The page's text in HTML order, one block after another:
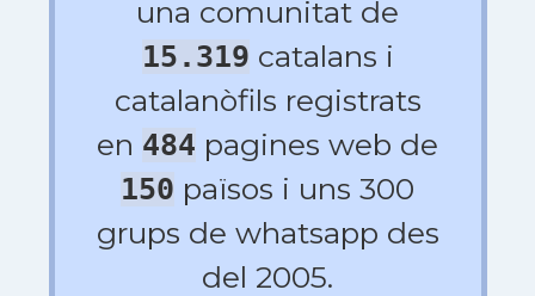
una comunitat de
15.319 catalans i
catalanòfils registrats
en 484 pagines web de
150 països i uns 300
grups de whatsapp des
del 2005.